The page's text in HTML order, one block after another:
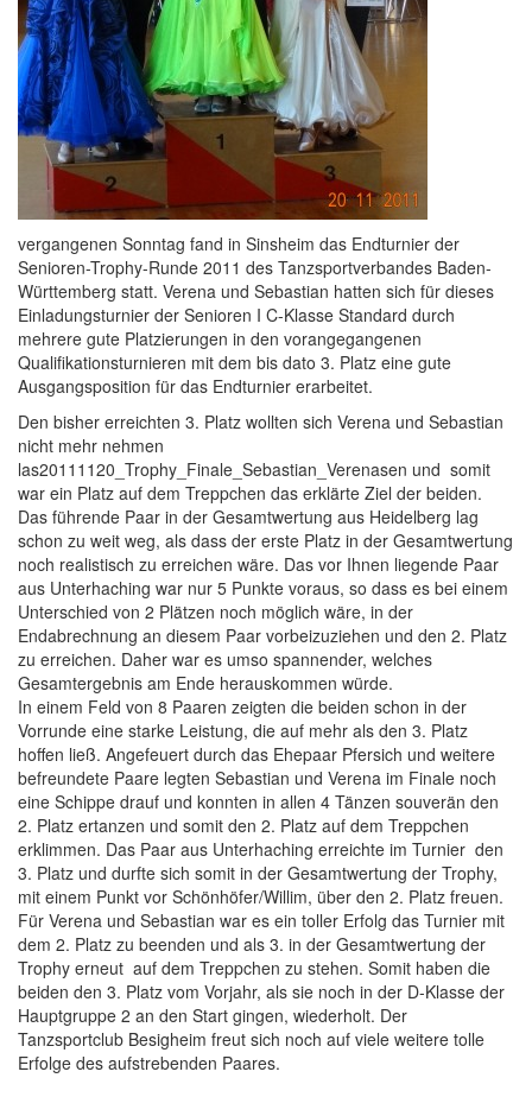
vergangenen Sonntag fand in Sinsheim das Endturnier der
Senioren-Trophy-Runde 2011 des Tanzsportverbandes Baden-
Württemberg statt. Verena und Sebastian hatten sich für dieses
Einladungsturnier der Senioren I C-Klasse Standard durch
mehrere gute Platzierungen in den vorangegangenen
Qualifikationsturnieren mit dem bis dato 3. Platz eine gute
Ausgangsposition für das Endturnier erarbeitet.
Den bisher erreichten 3. Platz wollten sich Verena und Sebastian
nicht mehr nehmen
las20111120_Trophy_Finale_Sebastian_Verenasen und somit
war ein Platz auf dem Treppchen das erklärte Ziel der beiden.
Das führende Paar in der Gesamtwertung aus Heidelberg lag
schon zu weit weg, als dass der erste Platz in der Gesamtwertung
noch realistisch zu erreichen wäre. Das vor Ihnen liegende Paar
aus Unterhaching war nur 5 Punkte voraus, so dass es bei einem
Unterschied von 2 Plätzen noch möglich wäre, in der
Endabrechnung an diesem Paar vorbeizuziehen und den 2. Platz
zu erreichen. Daher war es umso spannender, welches
Gesamtergebnis am Ende herauskommen würde.
In einem Feld von 8 Paaren zeigten die beiden schon in der
Vorrunde eine starke Leistung, die auf mehr als den 3. Platz
hoffen ließ. Angefeuert durch das Ehepaar Pfersich und weitere
befreundete Paare legten Sebastian und Verena im Finale noch
eine Schippe drauf und konnten in allen 4 Tänzen souverän den
2. Platz ertanzen und somit den 2. Platz auf dem Treppchen
erklimmen. Das Paar aus Unterhaching erreichte im Turnier den
3. Platz und durfte sich somit in der Gesamtwertung der Trophy,
mit einem Punkt vor Schönhöfer/Willim, über den 2. Platz freuen.
Für Verena und Sebastian war es ein toller Erfolg das Turnier mit
dem 2. Platz zu beenden und als 3. in der Gesamtwertung der
Trophy erneut auf dem Treppchen zu stehen. Somit haben die
beiden den 3. Platz vom Vorjahr, als sie noch in der D-Klasse der
Hauptgruppe 2 an den Start gingen, wiederholt. Der
Tanzsportclub Besigheim freut sich noch auf viele weitere tolle
Erfolge des aufstrebenden Paares.